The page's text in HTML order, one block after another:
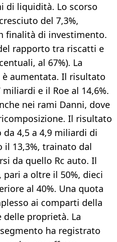
di liquidità. Lo scorso
del 7,3%,
finalità di investimento.
rapporto tra riscatti e
al 67%). La
aumentata. Il risultato
e il Roe al 14,6%.
nei rami Danni, dove
Il risultato
4,5 a 4,9 miliardi di
il 13,3%, trainato dal
da quello Rc auto. Il
a oltre il 50%, dieci
al 40%. Una quota
ai comparti della
delle proprietà. La
ha registrato